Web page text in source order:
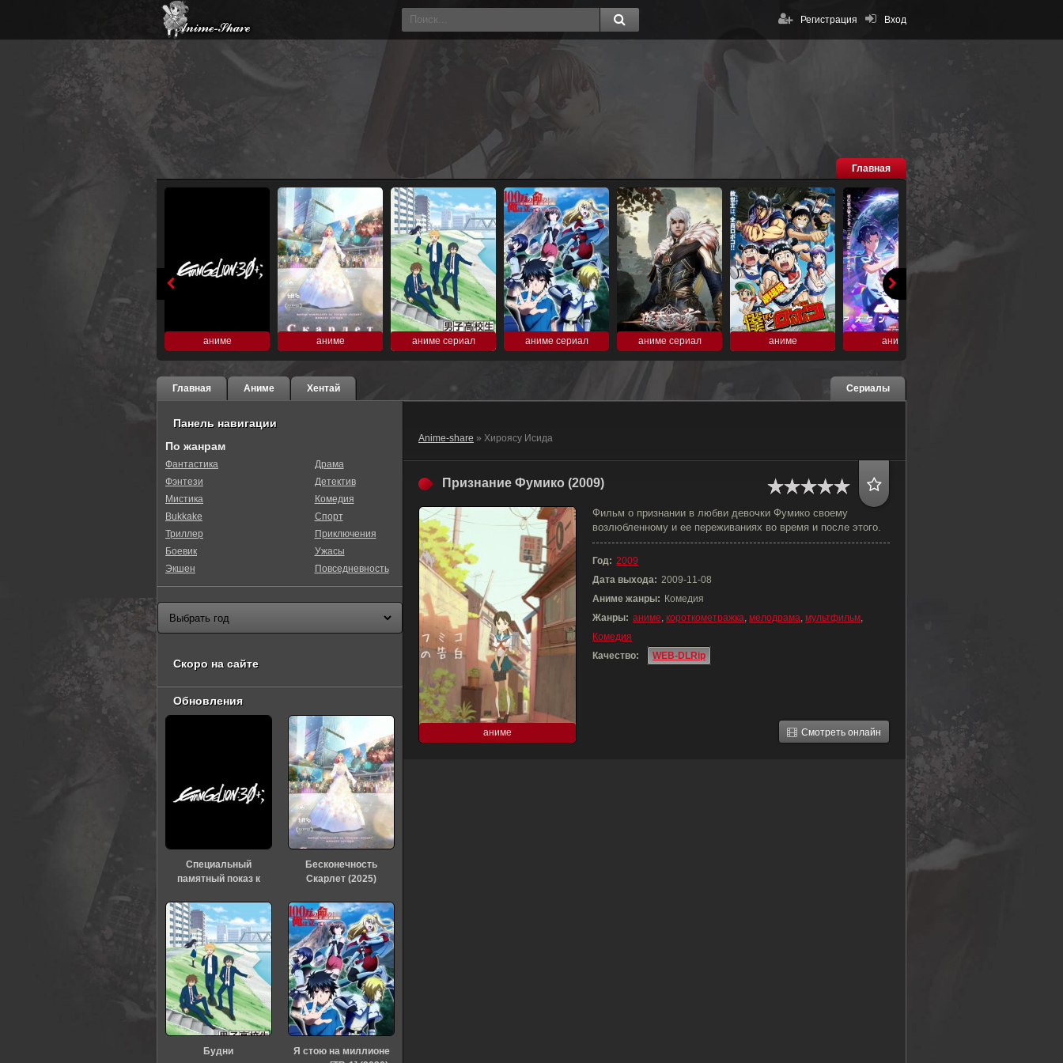
Вход
Регистрация
Главная
аниме аниме аниме сериал аниме сериал аниме сериал аниме аниме
Главная Аниме Хентай Сериалы
Anime-share » Хироясу Исида
Признание Фумико (2009)
аниме
Фильм о признании в любви девочки Фумико своему
возлюбленному и ее переживаниях во время и после этого.
Год: 2009
Дата выхода: 2009-11-08
Аниме жанры: Комедия
Жанры: аниме, короткометражка, мелодрама, мультфильм,
Комедия
Качество:
WEB-DLRip
Смотреть онлайн
Панель навигации
По жанрам
Фантастика
Фэнтези
Мистика
Bukkake
Триллер
Боевик
Экшен
Драма
Детектив
Комедия
Спорт
Приключения
Ужасы
Повседневность
Скоро на сайте
Обновления
Специальный
памятный показ к
«Евангелиона» (2026)
Бесконечность
Скарлет (2025)
Будни
Я стою на миллионе